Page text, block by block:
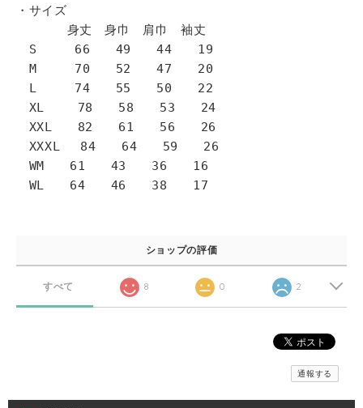
・サイズ
身丈 身巾 肩巾 袖丈
S 66 49 44 19
M 70 52 47 20
L 74 55 50 22
XL 78 58 53 24
XXL 82 61 56 26
XXXL 84 64 59 26
WM 61 43 36 16
WL 64 46 38 17
ショップの評価
すべて 8 0 2
通報する